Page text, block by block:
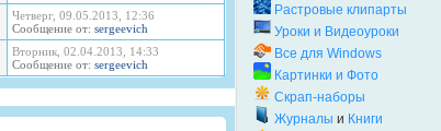
Четверг, 09.05.2013, 12:36
Сообщение от: sergeevich
Вторник, 02.04.2013, 14:33
Сообщение от: sergeevich
Растровые клипарты
Уроки и Видеоуроки
Все для Windows
Картинки и Фото
Скрап-наборы
Журналы и Книги